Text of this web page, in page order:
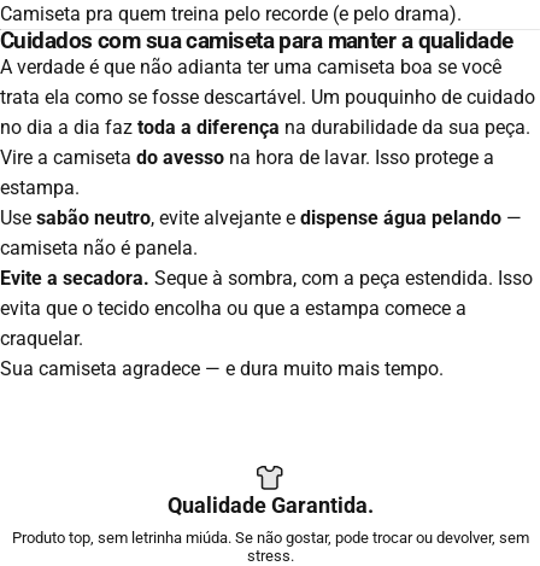
Camiseta pra quem treina pelo recorde (e pelo drama).
Cuidados com sua camiseta para manter a qualidade
A verdade é que não adianta ter uma camiseta boa se você
trata ela como se fosse descartável. Um pouquinho de cuidado
no dia a dia faz toda a diferença na durabilidade da sua peça.
Vire a camiseta do avesso na hora de lavar. Isso protege a
estampa.
Use sabão neutro, evite alvejante e dispense água pelando —
camiseta não é panela.
Evite a secadora. Seque à sombra, com a peça estendida. Isso
evita que o tecido encolha ou que a estampa comece a
craquelar.
Sua camiseta agradece — e dura muito mais tempo.
Qualidade Garantida.
Produto top, sem letrinha miúda. Se não gostar, pode trocar ou devolver, sem
stress.